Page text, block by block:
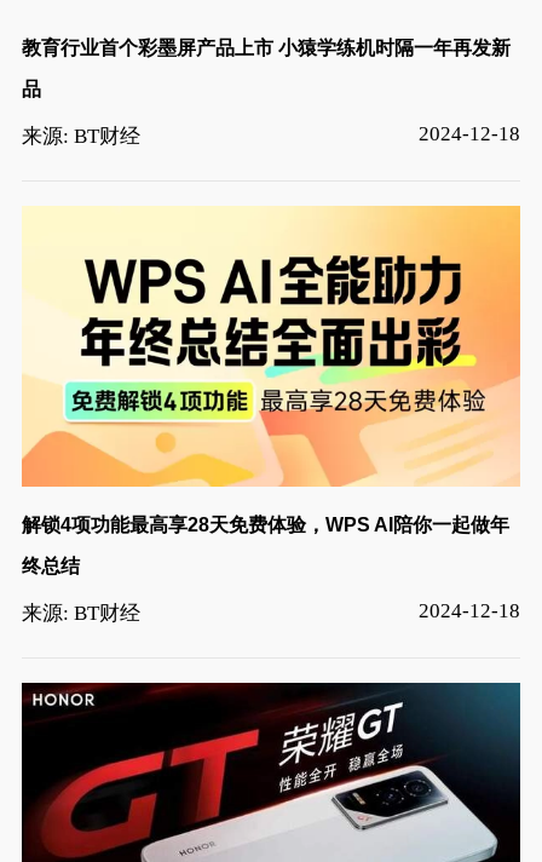
教育行业首个彩墨屏产品上市 小猿学练机时隔一年再发新
品
来源: BT财经 2024-12-18
解锁4项功能最高享28天免费体验，WPS AI陪你一起做年
终总结
来源: BT财经 2024-12-18